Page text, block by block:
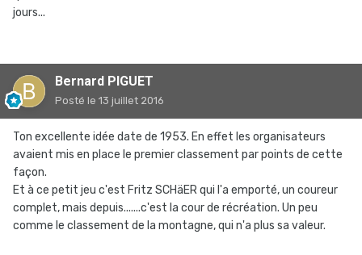
jours...
Bernard PIGUET
Posté le 13 juillet 2016
Ton excellente idée date de 1953. En effet les organisateurs
avaient mis en place le premier classement par points de cette
façon.
Et à ce petit jeu c'est Fritz SCHäER qui l'a emporté, un coureur
complet, mais depuis.......c'est la cour de récréation. Un peu
comme le classement de la montagne, qui n'a plus sa valeur.